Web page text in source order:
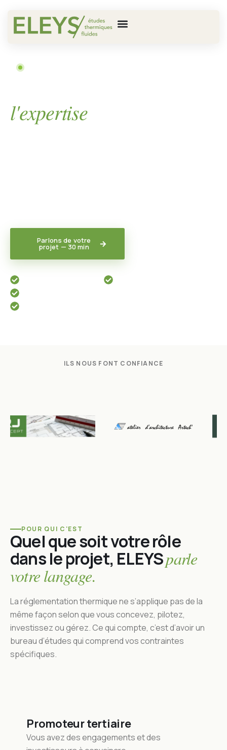
l'expertise
Un bureau d’études thermique, fluides et
Parlons de votre
projet — 30 min
ILS NOUS FONT CONFIANCE
POUR QUI C'EST
Quel que soit votre rôle
dans le projet, ELEYSparle
votre langage.
La réglementation thermique ne s’applique pas de la
même façon selon que vous concevez, pilotez,
investissez ou gérez. Ce qui compte, c’est d’avoir un
bureau d’études qui comprend vos contraintes
spécifiques.
Syndic de copropriété
Vous devez faire voter des travaux.